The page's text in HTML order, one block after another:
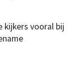
kijkers vooral bij